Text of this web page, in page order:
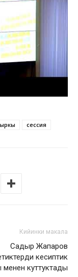
сессия
Кийинки макала
Садыр Жапаров
кесиптик
куттуктады